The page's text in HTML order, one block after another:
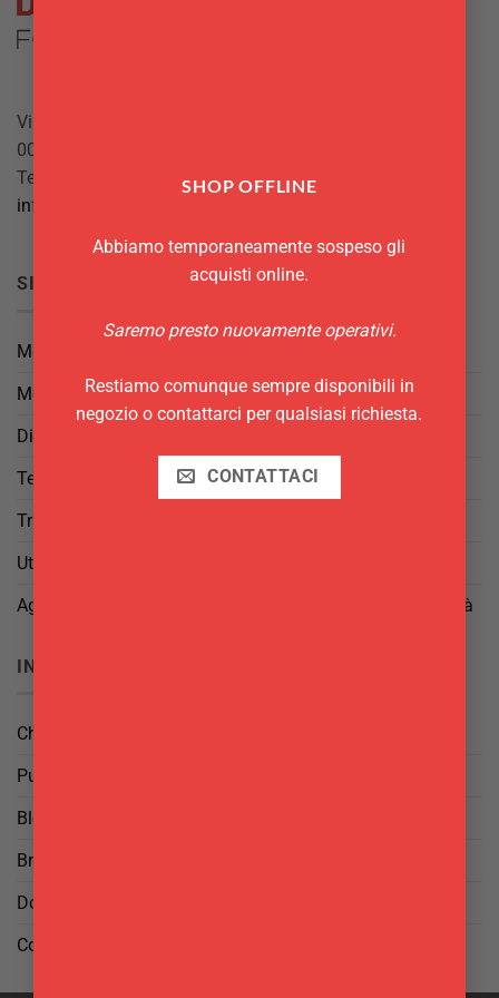
SHOP OFFLINE
Abbiamo temporaneamente sospeso gli
acquisti online.
Saremo presto nuovamente operativi.
Restiamo comunque sempre disponibili in
negozio o contattarci per qualsiasi richiesta.
CONTATTACI
Via Giuseppe Mazzini, 10
00042 Anzio (RM)
Tel.
info@delgattoforniture.it
SICUREZZA
Metodi di Pagamento
Metodi di Spedizione
Diritto di Reso
Termini e Condizioni
Trattamento dei Dati
Utilizzo di cookies
Aggiorna le tue preferenze di tracciamento della pubblicità
INFO
Chi Siamo
Punti Vendita
Blog
Brand
Domande frequenti
Contattaci